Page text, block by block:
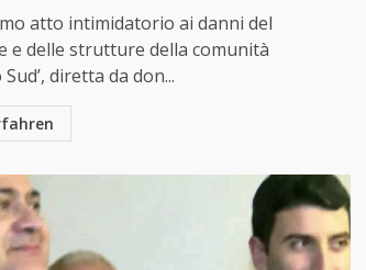
atto intimidatorio ai danni del
e delle strutture della comunità
diretta da don...